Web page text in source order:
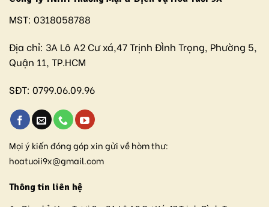
MST: 0318058788
Địa chỉ: 3A Lô A2 Cư xá,47 Trịnh ĐÌnh Trọng, Phường 5,
Quận 11, TP.HCM
SĐT: 0799.06.09.96
Mọi ý kiến đóng góp xin gửi về hòm thư:
hoatuoii9x@gmail.com
Thông tin liên hệ